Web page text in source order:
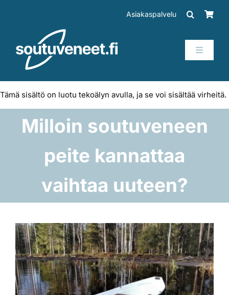
Asiakaspalvelu
Toggle
Perämoottorit
Laiturit
Valmistajat
Tämä sisältö on luotu tekoälyn avulla, ja se voi sisältää virheitä.
Milloin soutuveneen
peite kannattaa
vaihtaa uuteen?
Katso
kuvaa
isompana